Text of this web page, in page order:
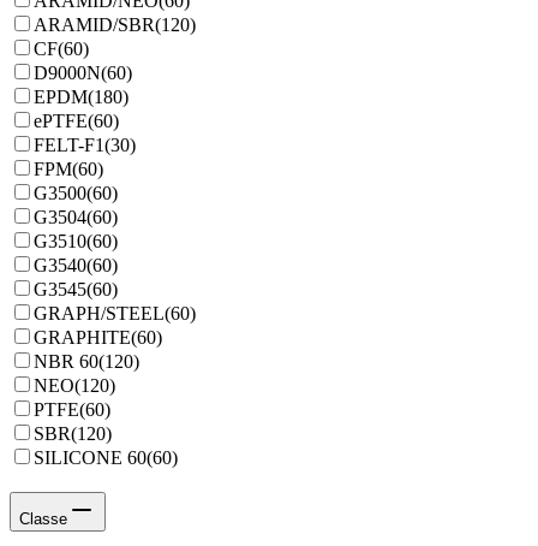
ARAMID/SBR(120)
CF(60)
D9000N(60)
EPDM(180)
ePTFE(60)
FELT-F1(30)
FPM(60)
G3500(60)
G3504(60)
G3510(60)
G3540(60)
G3545(60)
GRAPH/STEEL(60)
GRAPHITE(60)
NBR 60(120)
NEO(120)
PTFE(60)
SBR(120)
SILICONE 60(60)
Classe